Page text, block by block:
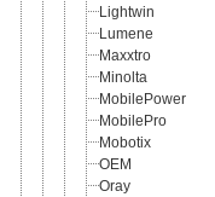
Lightwin
Lumene
Maxxtro
Minolta
MobilePower
MobilePro
Mobotix
OEM
Oray